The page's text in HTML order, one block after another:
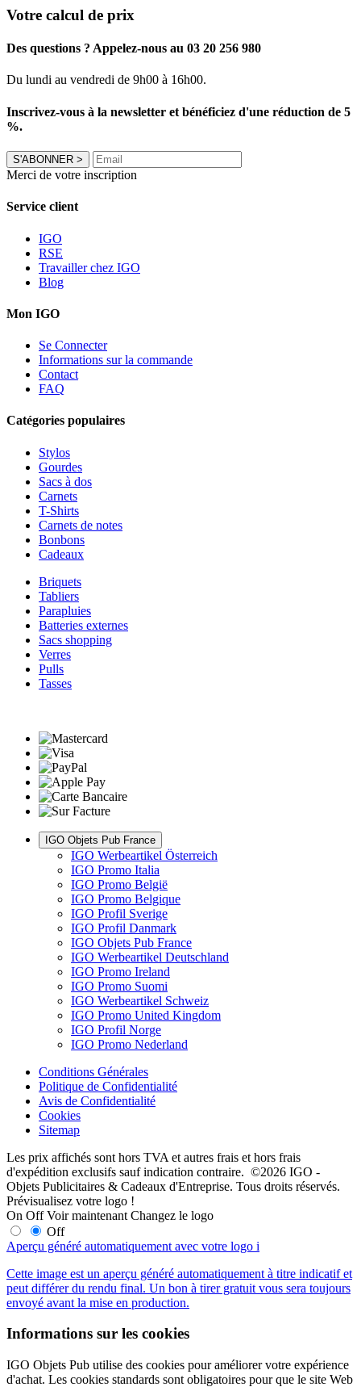
Votre calcul de prix
Des questions ? Appelez-nous au 03 20 256 980
Du lundi au vendredi de 9h00 à 16h00.
Inscrivez-vous à la newsletter et bénéficiez d'une réduction de 5
%.
S'ABONNER >
Merci de votre inscription
Service client
IGO
RSE
Travailler chez IGO
Blog
Mon IGO
Se Connecter
Informations sur la commande
Contact
FAQ
Catégories populaires
Stylos
Gourdes
Sacs à dos
Carnets
T-Shirts
Carnets de notes
Bonbons
Cadeaux
Briquets
Tabliers
Parapluies
Batteries externes
Sacs shopping
Verres
Pulls
Tasses
IGO Objets Pub France
IGO Werbeartikel Österreich
IGO Promo Italia
IGO Promo België
IGO Promo Belgique
IGO Profil Sverige
IGO Profil Danmark
IGO Objets Pub France
IGO Werbeartikel Deutschland
IGO Promo Ireland
IGO Promo Suomi
IGO Werbeartikel Schweiz
IGO Promo United Kingdom
IGO Profil Norge
IGO Promo Nederland
Conditions Générales
Politique de Confidentialité
Avis de Confidentialité
Cookies
Sitemap
Les prix affichés sont hors TVA et autres frais et hors frais
d'expédition exclusifs sauf indication contraire. ©2026 IGO -
Objets Publicitaires & Cadeaux d'Entreprise. Tous droits réservés.
Prévisualisez votre logo !
On Off Voir maintenant Changez le logo
Off
Aperçu généré automatiquement avec votre logo i
Cette image est un aperçu généré automatiquement à titre indicatif et
peut différer du rendu final. Un bon à tirer gratuit vous sera toujours
envoyé avant la mise en production.
Informations sur les cookies
IGO Objets Pub utilise des cookies pour améliorer votre expérience
d'achat. Les cookies standards sont obligatoires pour que le site Web